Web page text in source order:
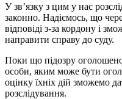
У зв’язку з цим у нас
законно. Надіємось, що
відповіді з-за кордону і
направити справу до суду.
Поки що підозру
особи, яким може бути
оцінку їхніх дій зможемо
розслідування.